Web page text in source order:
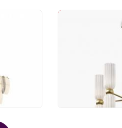
G
-20%Люстра
54 990 руб.
43 992